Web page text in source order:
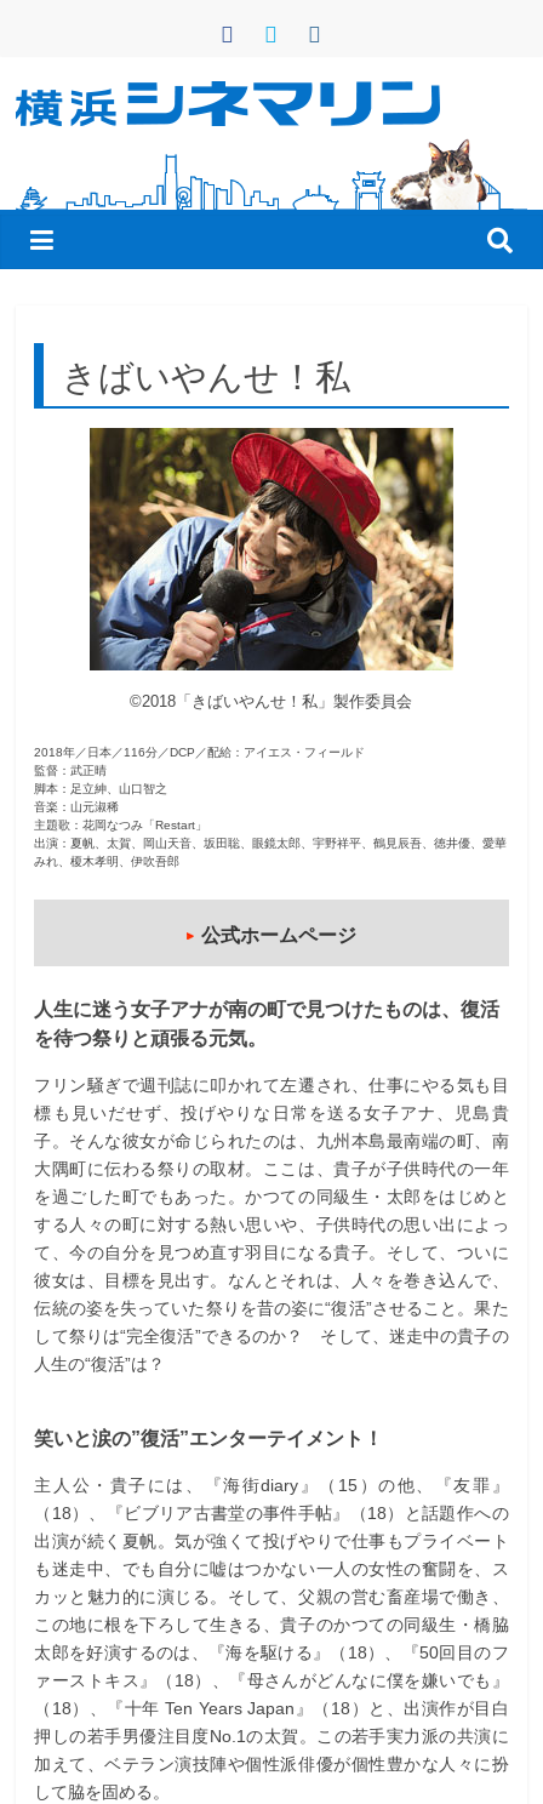
ン
横
浜
シ
ネ
マ
こ
の
で
きばいやんせ！私
©2018「きばいやんせ！私」製作委員会
2018年／日本／116分／DCP／配給：アイエス・フィールド
監督：武正晴
脚本：足立紳、山口智之
音楽：山元淑稀
主題歌：花岡なつみ「Restart」
出演：夏帆、太賀、岡山天音、坂田聡、眼鏡太郎、宇野祥平、鶴見辰吾、徳井優、愛華
みれ、榎木孝明、伊吹吾郎
公式ホームページ
人生に迷う女子アナが南の町で見つけたものは、復活
を待つ祭りと頑張る元気。
フリン騒ぎで週刊誌に叩かれて左遷され、仕事にやる気も目
標も見いだせず、投げやりな日常を送る女子アナ、児島貴
子。そんな彼女が命じられたのは、九州本島最南端の町、南
大隅町に伝わる祭りの取材。ここは、貴子が子供時代の一年
を過ごした町でもあった。かつての同級生・太郎をはじめと
する人々の町に対する熱い思いや、子供時代の思い出によっ
て、今の自分を見つめ直す羽目になる貴子。そして、ついに
彼女は、目標を見出す。なんとそれは、人々を巻き込んで、
伝統の姿を失っていた祭りを昔の姿に“復活”させること。果た
して祭りは“完全復活”できるのか？ そして、迷走中の貴子の
人生の“復活”は？
笑いと涙の”復活”エンターテイメント！
主人公・貴子には、『海街diary』（15）の他、『友罪』
（18）、『ビブリア古書堂の事件手帖』（18）と話題作への
出演が続く夏帆。気が強くて投げやりで仕事もプライベート
も迷走中、でも自分に嘘はつかない一人の女性の奮闘を、ス
カッと魅力的に演じる。そして、父親の営む畜産場で働き、
この地に根を下ろして生きる、貴子のかつての同級生・橋脇
太郎を好演するのは、『海を駆ける』（18）、『50回目のフ
ァーストキス』（18）、『母さんがどんなに僕を嫌いでも』
（18）、『十年 Ten Years Japan』（18）と、出演作が目白
押しの若手男優注目度No.1の太賀。この若手実力派の共演に
加えて、ベテラン演技陣や個性派俳優が個性豊かな人々に扮
して脇を固める。